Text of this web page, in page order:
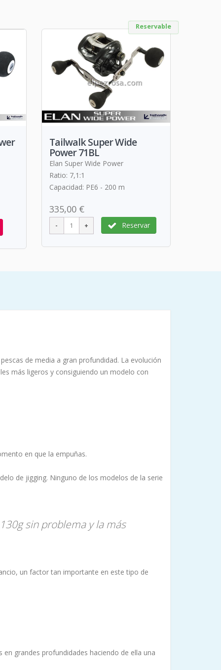
Reservable
Tailwalk Super Wide
Power 71BL
Elan Super Wide Power
Ratio: 7,1:1
Capacidad: PE6 - 200 m
335,00 €
Reservar
de media a gran profundidad. La evolución
más ligeros y consiguiendo un modelo con
en que la empuñas.
de jigging. Ninguno de los modelos de la serie
sin problema y la más
un factor tan importante en este tipo de
grandes profundidades haciendo de ella una